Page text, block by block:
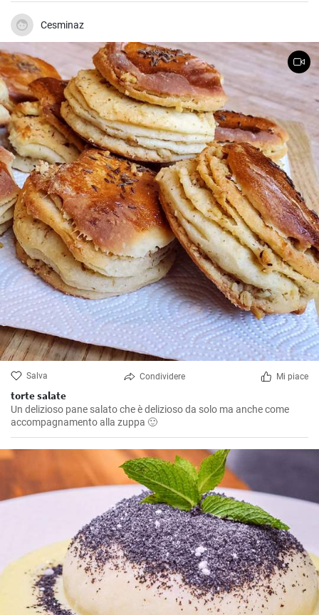
Cesminaz
Salva Condividere Mi piace
torte salate
Un delizioso pane salato che è delizioso da solo ma anche come
accompagnamento alla zuppa 🙂